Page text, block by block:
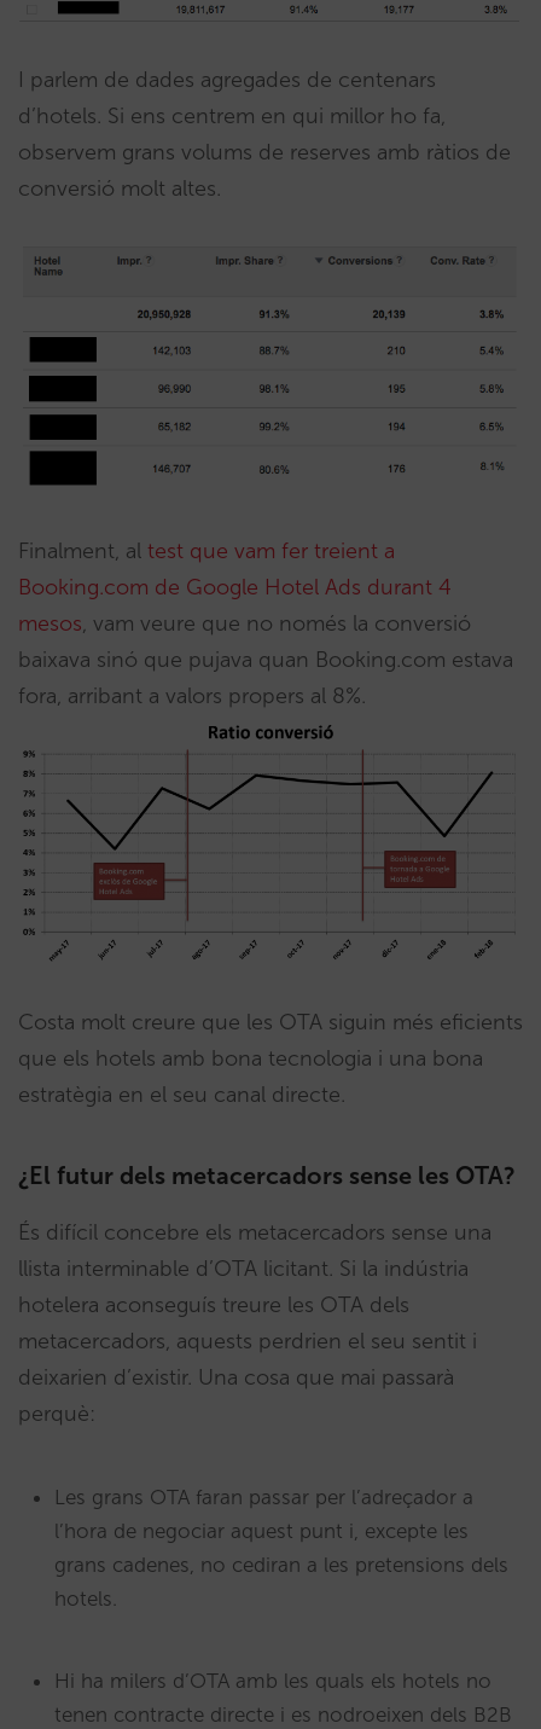
I parlem de dades agregades de centenars
d’hotels. Si ens centrem en qui millor ho fa,
observem grans volums de reserves amb ràtios de
conversió molt altes.
Finalment, al test que vam fer treient a
Booking.com de Google Hotel Ads durant 4
mesos, vam veure que no només la conversió
baixava sinó que pujava quan Booking.com estava
fora, arribant a valors propers al 8%.
Costa molt creure que les OTA siguin més eficients
que els hotels amb bona tecnologia i una bona
estratègia en el seu canal directe.
¿El futur dels metacercadors sense les OTA?
És difícil concebre els metacercadors sense una
llista interminable d’OTA licitant. Si la indústria
hotelera aconseguís treure les OTA dels
metacercadors, aquests perdrien el seu sentit i
deixarien d’existir. Una cosa que mai passarà
perquè:
Les grans OTA faran passar per l’adreçador a
l’hora de negociar aquest punt i, excepte les
grans cadenes, no cediran a les pretensions dels
hotels.
Hi ha milers d’OTA amb les quals els hotels no
tenen contracte directe i es nodroeixen dels B2B